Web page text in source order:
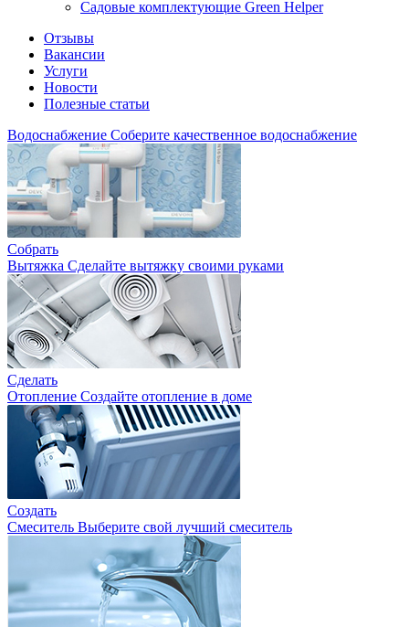
Садовые комплектующие Green Helper
Отзывы
Вакансии
Услуги
Новости
Полезные статьи
Водоснабжение Соберите качественное водоснабжение
Собрать
Вытяжка Сделайте вытяжку своими руками
Сделать
Отопление Создайте отопление в доме
Создать
Смеситель Выберите свой лучший смеситель